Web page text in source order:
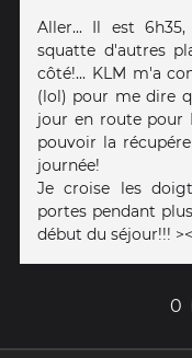
Aller... Il est
squatte d'autres
côté!... KLM m'a
(lol) pour me dire
jour en route pour
pouvoir la
journée!
Je croise les
portes pendant
début du séjour!!! ><
0